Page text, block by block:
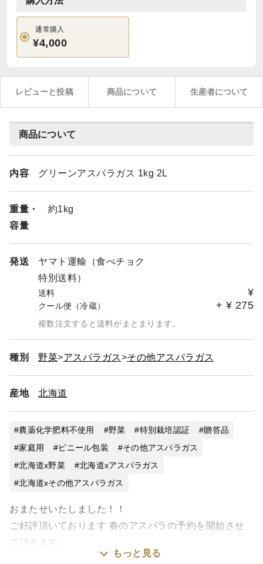
通常購入
¥4,000
レビューと投稿 商品について 生産者について
商品について
内容 グリーンアスパラガス 1kg 2L
重量・
容量
約1kg
発送
ヤマト運輸（食べチョク
特別送料）
送料 ¥
クール便（冷蔵） + ¥ 275
複数注文すると送料がまとまります。
種別 野菜 アスパラガス その他アスパラガス
産地 北海道
農薬化学肥料不使用 野菜 特別栽培認証
贈答品
家庭用
ビニール包装
その他アスパラガス
北海道x野菜
北海道xアスパラガス
北海道xその他アスパラガス
おまたせいたしました！！
ご好評頂いております 春のアスパラの予約を開始させ
て頂きます。
※この商品は4月20日以後の発送開始予定です。
もっと見る